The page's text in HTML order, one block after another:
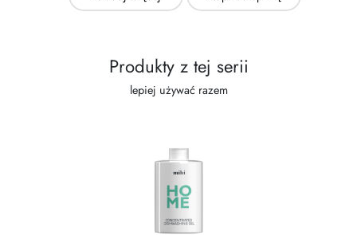
Produkty z tej serii
lepiej używać razem